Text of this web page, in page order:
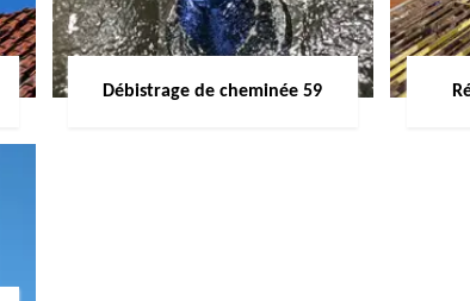
Débistrage de cheminée 59